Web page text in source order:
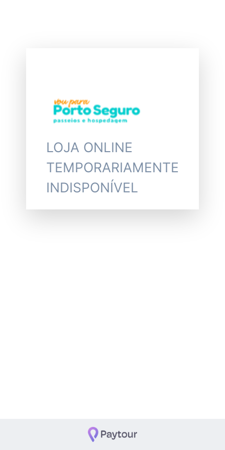
LOJA ONLINE
TEMPORARIAMENTE
INDISPONÍVEL